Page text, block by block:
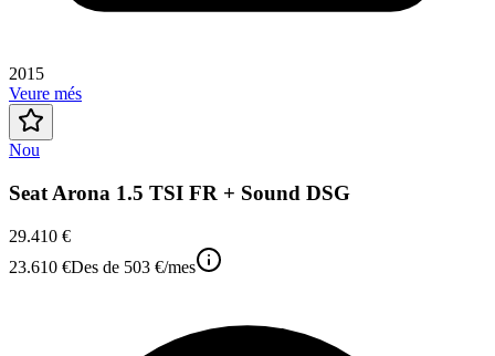
2015
Veure més
Nou
Seat Arona 1.5 TSI FR + Sound DSG
29.410 €
23.610 €Des de 503 €/mes